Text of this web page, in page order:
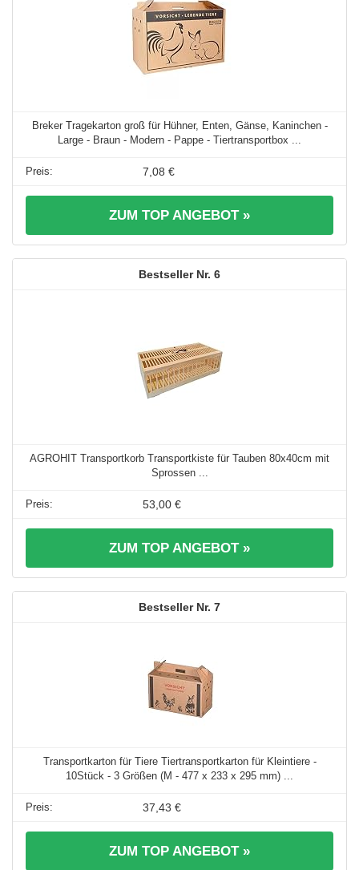
Breker Tragekarton groß für Hühner, Enten, Gänse, Kaninchen -
Large - Braun - Modern - Pappe - Tiertransportbox ...
7,08 €
ZUM TOP ANGEBOT »
6
AGROHIT Transportkorb Transportkiste für Tauben 80x40cm mit
Sprossen ...
53,00 €
ZUM TOP ANGEBOT »
7
Transportkarton für Tiere Tiertransportkarton für Kleintiere -
10Stück - 3 Größen (M - 477 x 233 x 295 mm) ...
37,43 €
ZUM TOP ANGEBOT »